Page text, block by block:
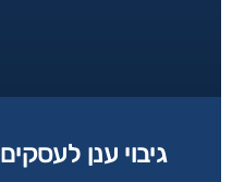
גיבוי ענן לעסקים